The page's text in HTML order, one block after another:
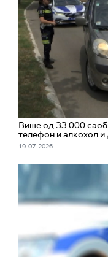
Више од 33.000
телефон и алкохол
19. 07. 2026.